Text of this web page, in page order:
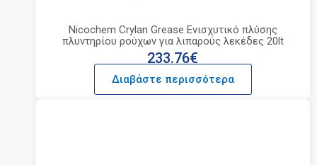
Nicochem Crylan Grease Ενισχυτικό πλύσης
πλυντηρίου ρούχων για λιπαρούς λεκέδες 20lt
233.76€
Διαβάστε περισσότερα